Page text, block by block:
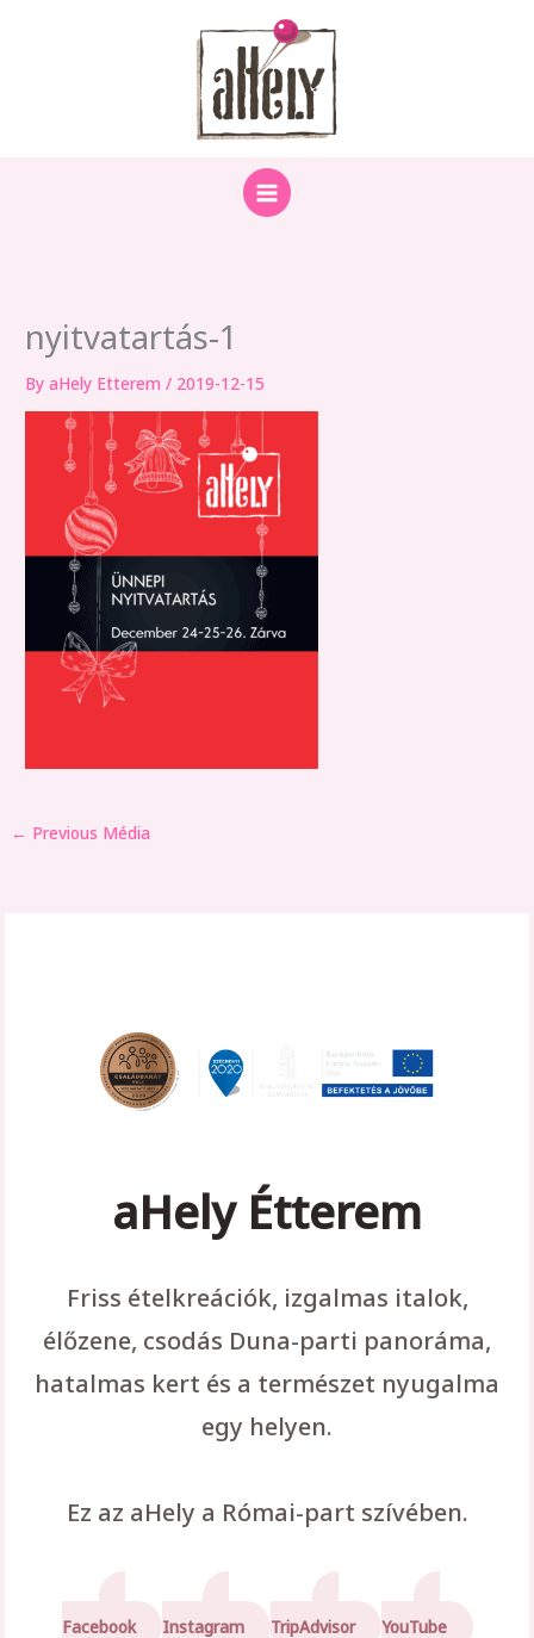
nyitvatartás-1
ByaHely Etterem/ 2019-12-15
← Previous Média
aHely Étterem
Friss ételkreációk, izgalmas italok,
élőzene, csodás Duna-parti panoráma,
hatalmas kert és a természet nyugalma
egy helyen.
Ez az aHely a Római-part szívében.
Facebook Instagram TripAdvisor YouTube